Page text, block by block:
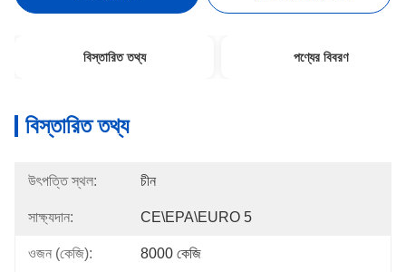
বিস্তারিত তথ্য পণ্যের বিবরণ
বিস্তারিত তথ্য
উৎপত্তি স্থল: চীন
সাক্ষ্যদান: CE\EPA\EURO 5
ওজন (কেজি): 8000 কেজি